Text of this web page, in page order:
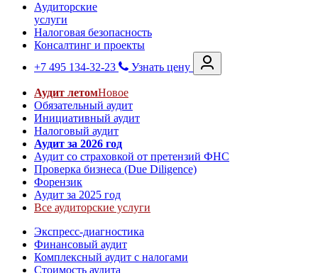
Аудиторские
услуги
Налоговая безопасность
Консалтинг и проекты
+7 495 134-32-23
Узнать цену
Аудит летомНовое
Обязательный аудит
Инициативный аудит
Налоговый аудит
Аудит за 2026 год
Аудит со страховкой от претензий ФНС
Проверка бизнеса (Due Diligence)
Форензик
Аудит за 2025 год
Все аудиторские услуги
Экспресс-диагностика
Финансовый аудит
Комплексный аудит с налогами
Стоимость аудита